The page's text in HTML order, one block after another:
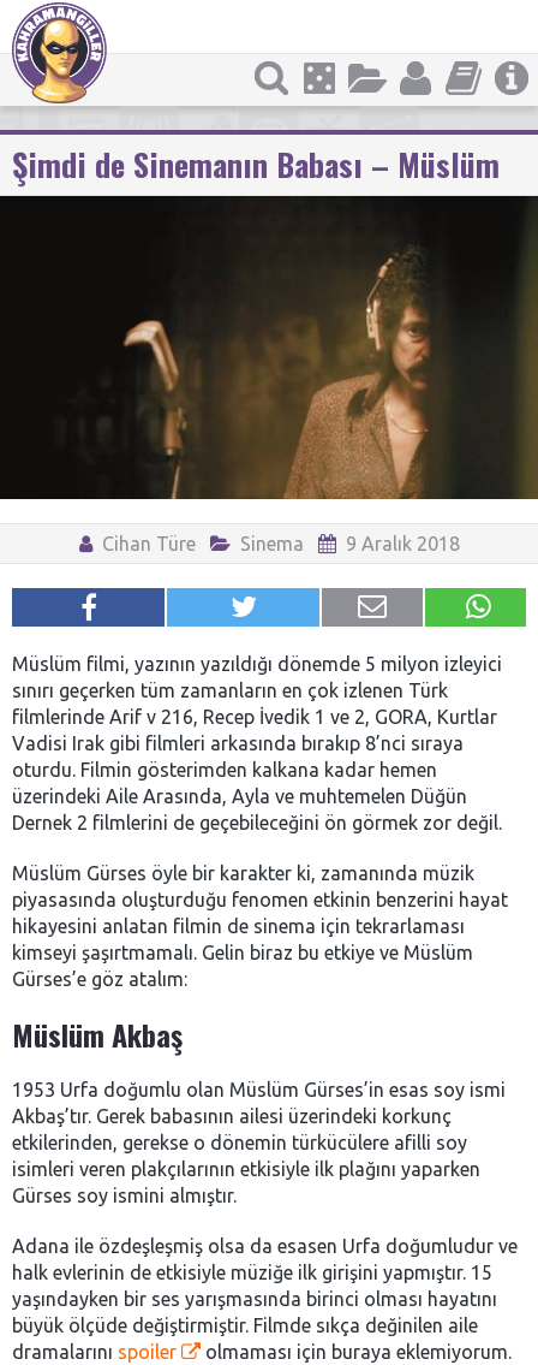
Şimdi de Sinemanın Babası – Müslüm
Cihan Türe Sinema 9 Aralık 2018
Müslüm filmi, yazının yazıldığı dönemde 5 milyon izleyici
sınırı geçerken tüm zamanların en çok izlenen Türk
filmlerinde Arif v 216, Recep İvedik 1 ve 2, GORA, Kurtlar
Vadisi Irak gibi filmleri arkasında bırakıp 8’nci sıraya
oturdu. Filmin gösterimden kalkana kadar hemen
üzerindeki Aile Arasında, Ayla ve muhtemelen Düğün
Dernek 2 filmlerini de geçebileceğini ön görmek zor değil.
Müslüm Gürses öyle bir karakter ki, zamanında müzik
piyasasında oluşturduğu fenomen etkinin benzerini hayat
hikayesini anlatan filmin de sinema için tekrarlaması
kimseyi şaşırtmamalı. Gelin biraz bu etkiye ve Müslüm
Gürses’e göz atalım:
Müslüm Akbaş
1953 Urfa doğumlu olan Müslüm Gürses’in esas soy ismi
Akbaş’tır. Gerek babasının ailesi üzerindeki korkunç
etkilerinden, gerekse o dönemin türkücülere afilli soy
isimleri veren plakçılarının etkisiyle ilk plağını yaparken
Gürses soy ismini almıştır.
Adana ile özdeşleşmiş olsa da esasen Urfa doğumludur ve
halk evlerinin de etkisiyle müziğe ilk girişini yapmıştır. 15
yaşındayken bir ses yarışmasında birinci olması hayatını
büyük ölçüde değiştirmiştir. Filmde sıkça değinilen aile
dramalarını spoiler
olmaması için buraya eklemiyorum.